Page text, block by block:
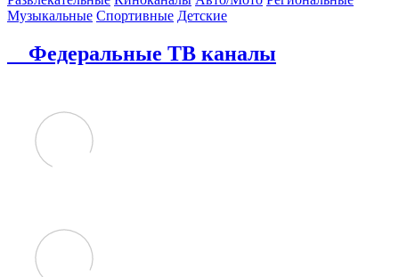
Музыкальные Спортивные Детские
Федеральные ТВ каналы